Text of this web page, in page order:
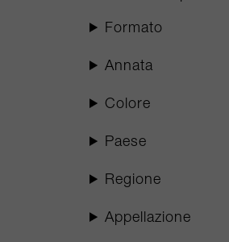
Formato
Annata
Colore
Paese
Regione
Appellazione